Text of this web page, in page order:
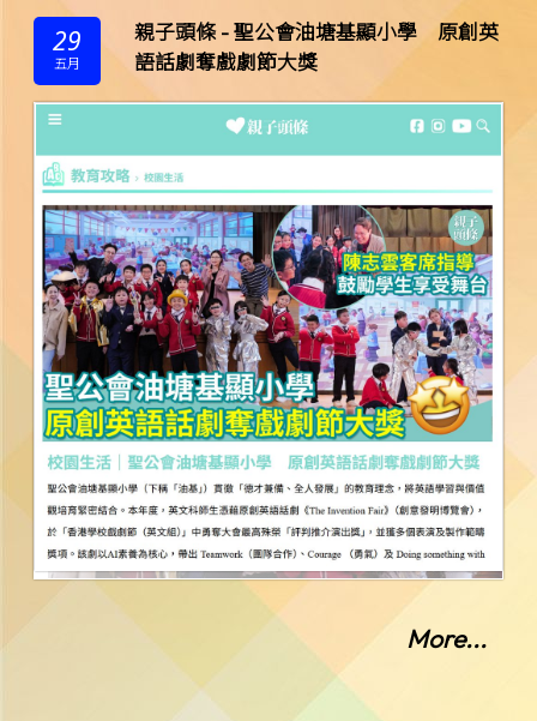
29
五月
親子頭條 - 聖公會油塘基顯小學 原創英
語話劇奪戲劇節大獎
More...